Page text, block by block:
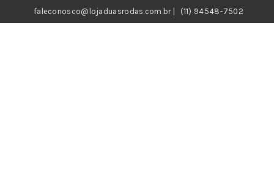
faleconosco@lojaduasrodas.com.br| (11) 94548-7502